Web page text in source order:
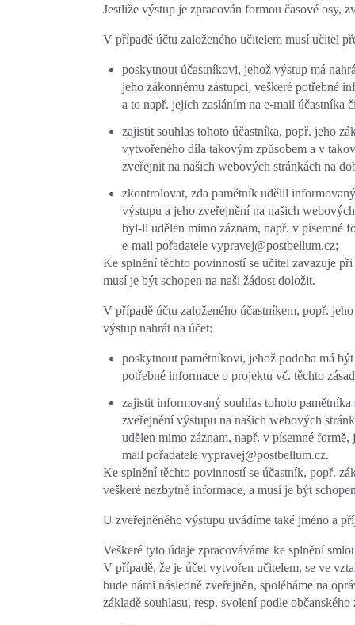
Jestliže výstup je zpracován formou časové osy,
V případě účtu založeného učitelem musí učitel
poskytnout účastníkovi, jehož výstup má
jeho zákonnému zástupci, veškeré potřebné
a to např. jejich zasláním na e-mail účastníka
zajistit souhlas tohoto účastníka, popř. jeho
vytvořeného díla takovým způsobem a v
zveřejnit na našich webových stránkách na
zkontrolovat, zda pamětník udělil
výstupu a jeho zveřejnění na našich
byl-li udělen mimo záznam, např. v písemné
e-mail pořadatele vypravej@postbellum.cz;
Ke splnění těchto povinností se učitel zavazuje
musí je být schopen na naši žádost doložit.
V případě účtu založeného účastníkem, popř.
výstup nahrát na účet:
poskytnout pamětníkovi, jehož podoba má
potřebné informace o projektu vč. těchto
zajistit informovaný souhlas tohoto
zveřejnění výstupu na našich webových
udělen mimo záznam, např. v písemné
mail pořadatele vypravej@postbellum.cz.
Ke splnění těchto povinností se účastník, popř.
veškeré nezbytné informace, a musí je být
U zveřejněného výstupu uvádíme také jméno a
Veškeré tyto údaje zpracováváme ke splnění
V případě, že je účet vytvořen učitelem, se ve
bude námi následně zveřejněn, spoléháme na
základě souhlasu, resp. svolení podle